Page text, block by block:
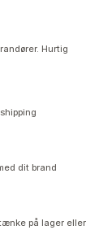
Hurtig
dit brand
på lager eller